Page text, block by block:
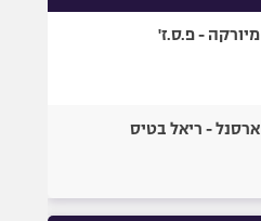
מיורקה - פ.ס.ז'
ארסנל - ריאל בטיס